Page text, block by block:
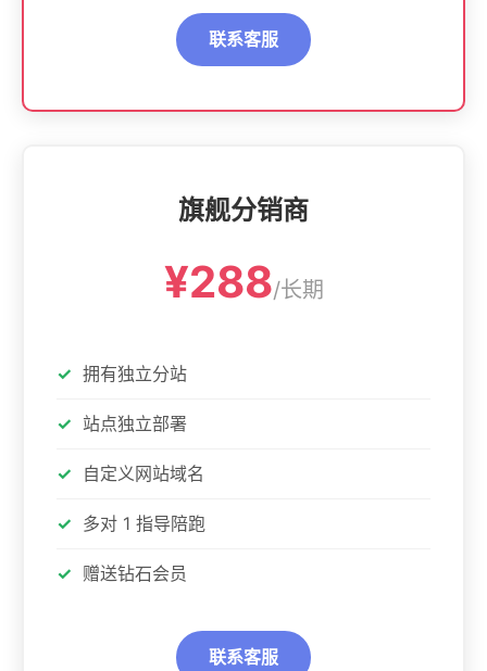
联系客服
旗舰分销商
¥288/长期
拥有独立分站
站点独立部署
自定义网站域名
多对 1 指导陪跑
赠送钻石会员
联系客服